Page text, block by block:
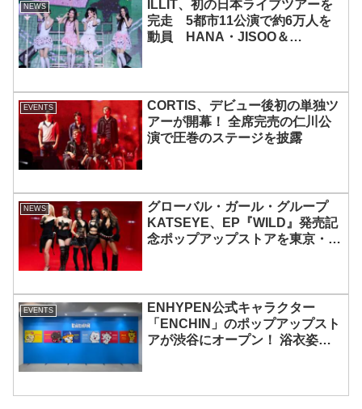
NEWS
ILLIT、初の日本ライブツアーを
完走 5都市11公演で約6万人を
動員 HANA・JISOO＆
EVENTS
CORTIS、デビュー後初の単独ツ
アーが開幕！ 全席完売の仁川公
演で圧巻のステージを披露
NEWS
グローバル・ガール・グループ
KATSEYE、EP『WILD』発売記
念ポップアップストアを東京・原
EVENTS
ENHYPEN公式キャラクター
「ENCHIN」のポップアップスト
アが渋谷にオープン！ 浴衣姿の